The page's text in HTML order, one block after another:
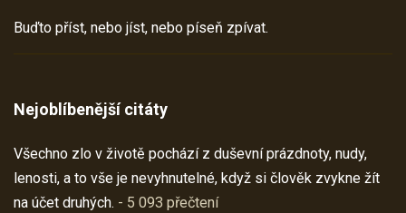
Buďto příst, nebo jíst, nebo píseň zpívat.
Nejoblíbenější citáty
Všechno zlo v životě pochází z duševní prázdnoty, nudy,
lenosti, a to vše je nevyhnutelné, když si člověk zvykne žít
na účet druhých. - 5 093 přečtení